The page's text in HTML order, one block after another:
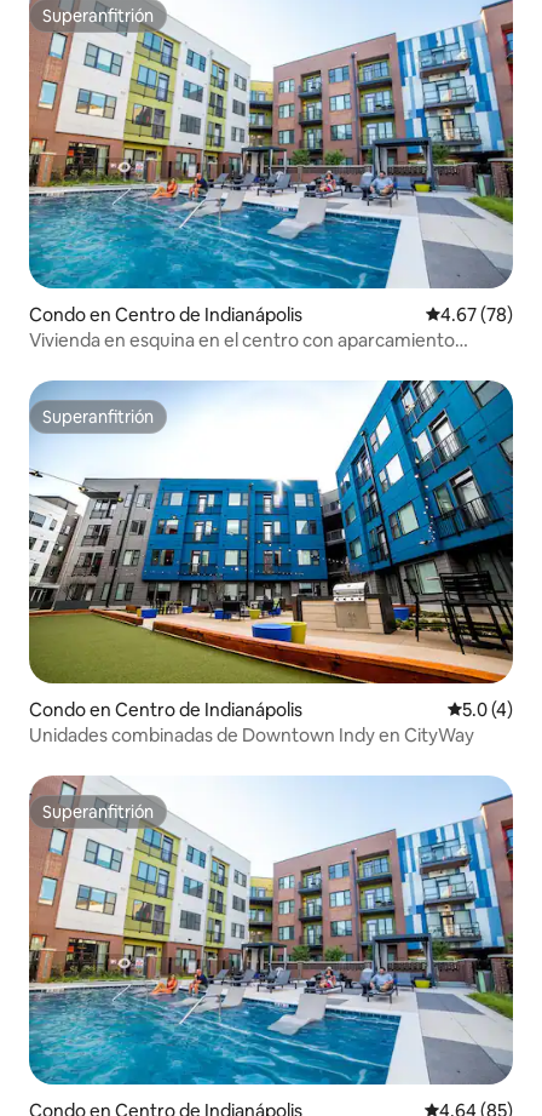
Superanfitrión
Superanfitrión
Condo en Centro de Indianápolis Calificación
4.67 (78)
Vivienda en esquina en el centro con aparcamiento
Superanfitrión
Superanfitrión
Condo en Centro de Indianápolis
5.0 (4)
Unidades combinadas de Downtown Indy en CityWay
Superanfitrión
Superanfitrión
Condo en Centro de Indianápolis Calificación
4.64 (85)